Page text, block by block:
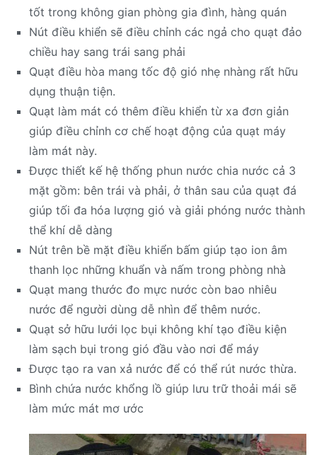
tốt trong không gian phòng gia đình, hàng quán
Nút điều khiển sẽ điều chỉnh các ngả cho quạt đảo
chiều hay sang trái sang phải
Quạt điều hòa mang tốc độ gió nhẹ nhàng rất hữu
dụng thuận tiện.
Quạt làm mát có thêm điều khiển từ xa đơn giản
giúp điều chỉnh cơ chế hoạt động của quạt máy
làm mát này.
Được thiết kế hệ thống phun nước chia nước cả 3
mặt gồm: bên trái và phải, ở thân sau của quạt đá
giúp tối đa hóa lượng gió và giải phóng nước thành
thể khí dễ dàng
Nút trên bề mặt điều khiển bấm giúp tạo ion âm
thanh lọc những khuẩn và nấm trong phòng nhà
Quạt mang thước đo mực nước còn bao nhiêu
nước để người dùng dễ nhìn để thêm nước.
Quạt sở hữu lưới lọc bụi không khí tạo điều kiện
làm sạch bụi trong gió đầu vào nơi để máy
Được tạo ra van xả nước để có thể rút nước thừa.
Bình chứa nước khổng lồ giúp lưu trữ thoải mái sẽ
làm mức mát mơ ước